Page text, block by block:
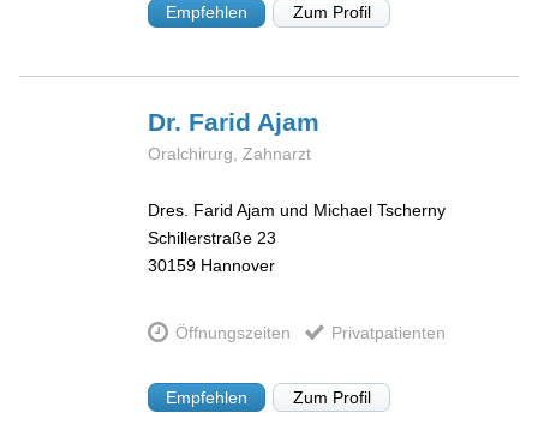
Empfehlen Zum Profil
Dr. Farid Ajam
Oralchirurg, Zahnarzt
Dres. Farid Ajam und Michael Tscherny
Schillerstraße 23
30159 Hannover
Öffnungszeiten Privatpatienten
Empfehlen Zum Profil